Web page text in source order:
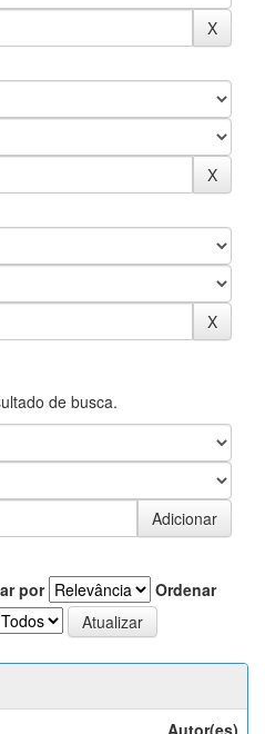
de busca.
por
Ordenar
Autor(es)